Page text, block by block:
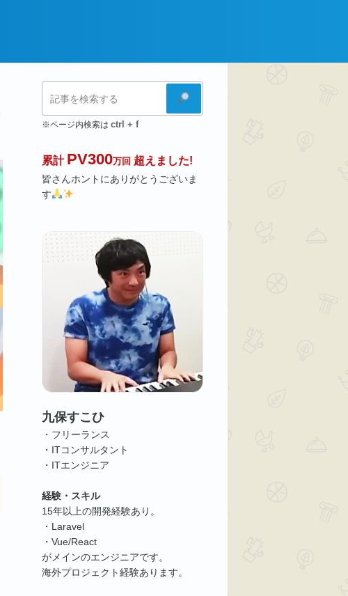
検
索
※ページ内検索は ctrl + f
累計 PV300万回 超えました!
皆さんホントにありがとうございま
す
九保すこひ
・フリーランス
・ITコンサルタント
・ITエンジニア
経験・スキル
15年以上の開発経験あり。
・Laravel
・Vue/React
がメインのエンジニアです。
海外プロジェクト経験あります。